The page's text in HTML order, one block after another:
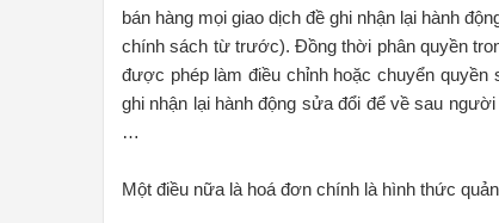
bán hàng mọi giao dịch đề ghi nhận lại hành
chính sách từ trước). Đồng thời phân quyền
được phép làm điều chỉnh hoặc chuyển
ghi nhận lại hành động sửa đổi để về sau
…
Một điều nữa là hoá đơn chính là hình thức